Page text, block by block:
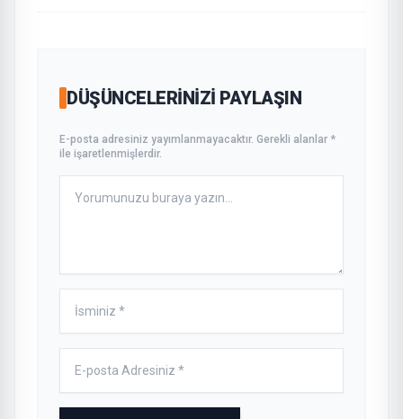
DÜŞÜNCELERINIZI PAYLAŞIN
E-posta adresiniz yayımlanmayacaktır. Gerekli alanlar *
ile işaretlenmişlerdir.